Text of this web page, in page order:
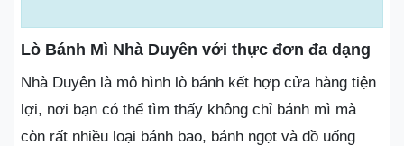
Lò Bánh Mì Nhà Duyên với thực đơn đa dạng
Nhà Duyên là mô hình lò bánh kết hợp cửa hàng tiện
lợi, nơi bạn có thể tìm thấy không chỉ bánh mì mà
còn rất nhiều loại bánh bao, bánh ngọt và đồ uống